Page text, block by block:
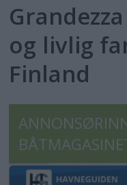
og livlig
Finland